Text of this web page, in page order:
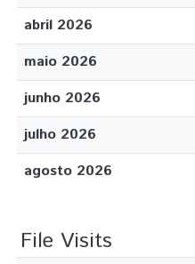
abril 2026
maio 2026
junho 2026
julho 2026
agosto 2026
File Visits